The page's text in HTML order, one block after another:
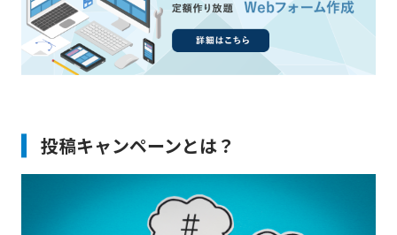
投稿キャンペーンとは？